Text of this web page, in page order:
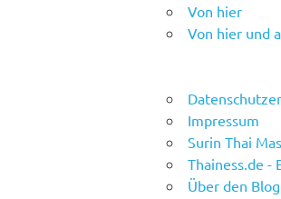
Von hier
Von hier und
Impressum
Surin Thai
Thainess.de -
Über den